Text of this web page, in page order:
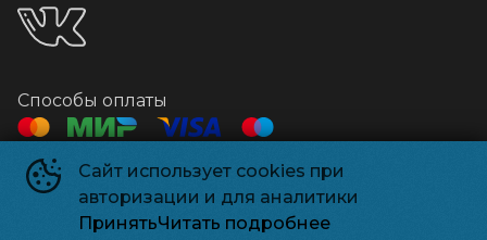
Сайт использует cookies при
авторизации и для аналитики
ПринятьЧитать подробнее
Способы оплаты
© 2026
Powered byp24.app